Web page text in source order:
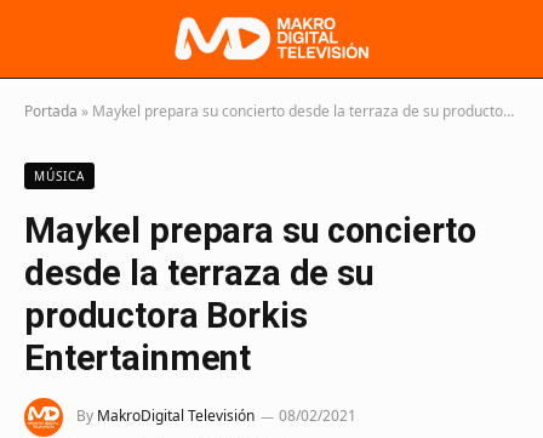
Portada » Maykel prepara su concierto desde la terraza de su productora Borkis Entertainment
MÚSICA
Maykel prepara su concierto
desde la terraza de su
productora Borkis
Entertainment
By MakroDigital Televisión
08/02/2021